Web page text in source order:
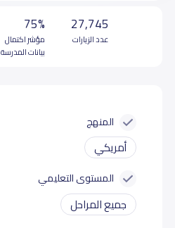
27,745
عدد الزيارات
75%
مؤشر اكتمال
بيانات المدرسة
المنهج
أمريكي
المستوى التعليمي
جميع المراحل